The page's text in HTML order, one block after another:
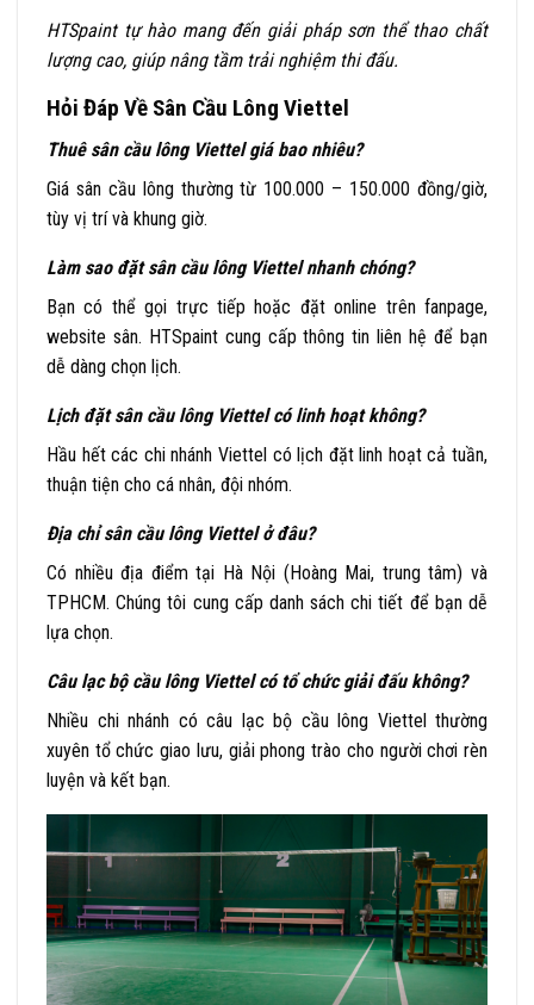
HTSpaint tự hào mang đến giải pháp sơn thể thao chất
lượng cao, giúp nâng tầm trải nghiệm thi đấu.
Hỏi Đáp Về Sân Cầu Lông Viettel
Thuê sân cầu lông Viettel giá bao nhiêu?
Giá sân cầu lông thường từ 100.000 – 150.000 đồng/giờ,
tùy vị trí và khung giờ.
Làm sao đặt sân cầu lông Viettel nhanh chóng?
Bạn có thể gọi trực tiếp hoặc đặt online trên fanpage,
website sân. HTSpaint cung cấp thông tin liên hệ để bạn
dễ dàng chọn lịch.
Lịch đặt sân cầu lông Viettel có linh hoạt không?
Hầu hết các chi nhánh Viettel có lịch đặt linh hoạt cả tuần,
thuận tiện cho cá nhân, đội nhóm.
Địa chỉ sân cầu lông Viettel ở đâu?
Có nhiều địa điểm tại Hà Nội (Hoàng Mai, trung tâm) và
TPHCM. Chúng tôi cung cấp danh sách chi tiết để bạn dễ
lựa chọn.
Câu lạc bộ cầu lông Viettel có tổ chức giải đấu không?
Nhiều chi nhánh có câu lạc bộ cầu lông Viettel thường
xuyên tổ chức giao lưu, giải phong trào cho người chơi rèn
luyện và kết bạn.